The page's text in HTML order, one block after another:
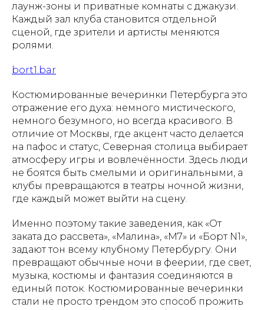
лаунж-зоны и приватные комнаты с джакузи.
Каждый зал клуба становится отдельной
сценой, где зрители и артисты меняются
ролями.
bort1.bar
Костюмированные вечеринки Петербурга это
отражение его духа: немного мистического,
немного безумного, но всегда красивого. В
отличие от Москвы, где акцент часто делается
на пафос и статус, Северная столица выбирает
атмосферу игры и вовлечённости. Здесь люди
не боятся быть смелыми и оригинальными, а
клубы превращаются в театры ночной жизни,
где каждый может выйти на сцену.
Именно поэтому такие заведения, как «От
заката до рассвета», «Малина», «М7» и «Борт N1»,
задают тон всему клубному Петербургу. Они
превращают обычные ночи в феерии, где свет,
музыка, костюмы и фантазия соединяются в
единый поток. Костюмированные вечеринки
стали не просто трендом это способ прожить